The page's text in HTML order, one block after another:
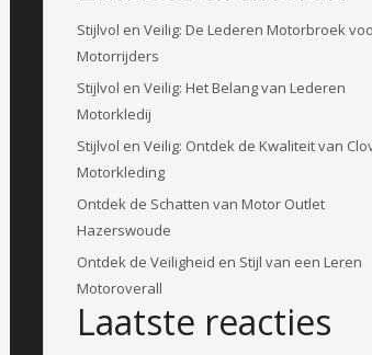
Stijlvol en Veilig: De Lederen Motorbroek
Motorrijders
Stijlvol en Veilig: Het Belang van Lederen
Motorkledij
Stijlvol en Veilig: Ontdek de Kwaliteit van
Motorkleding
Ontdek de Schatten van Motor Outlet
Hazerswoude
Ontdek de Veiligheid en Stijl van een Leren
Motoroverall
Laatste reacties